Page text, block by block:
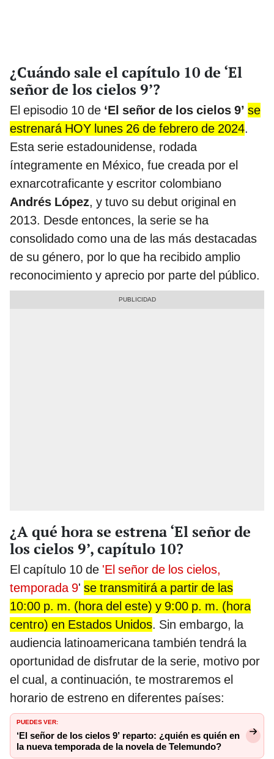
¿Cuándo sale el capítulo 10 de ‘El
señor de los cielos 9’?
El episodio 10 de ‘El señor de los cielos 9’ se
estrenará HOY lunes 26 de febrero de 2024.
Esta serie estadounidense, rodada
íntegramente en México, fue creada por el
exnarcotraficante y escritor colombiano
Andrés López, y tuvo su debut original en
2013. Desde entonces, la serie se ha
consolidado como una de las más destacadas
de su género, por lo que ha recibido amplio
reconocimiento y aprecio por parte del público.
¿A qué hora se estrena ‘El señor de
los cielos 9’, capítulo 10?
El capítulo 10 de 'El señor de los cielos,
temporada 9' se transmitirá a partir de las
10:00 p. m. (hora del este) y 9:00 p. m. (hora
centro) en Estados Unidos. Sin embargo, la
audiencia latinoamericana también tendrá la
oportunidad de disfrutar de la serie, motivo por
el cual, a continuación, te mostraremos el
horario de estreno en diferentes países:
PUEDES VER:
‘El señor de los cielos 9’ reparto: ¿quién es quién en
la nueva temporada de la novela de Telemundo?